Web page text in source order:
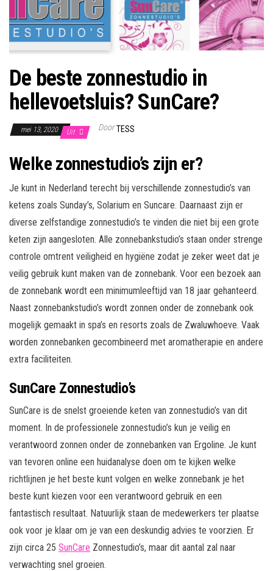
De beste zonnestudio in
hellevoetsluis? SunCare?
mei 13, 2020 Uit Door TESS
Welke zonnestudio’s zijn er?
Je kunt in Nederland terecht bij verschillende zonnestudio’s van
ketens zoals Sunday’s, Solarium en Suncare. Daarnaast zijn er
diverse zelfstandige zonnestudio’s te vinden die niet bij een grote
keten zijn aangesloten. Alle zonnebankstudio’s staan onder strenge
controle omtrent veiligheid en hygiëne zodat je zeker weet dat je
veilig gebruik kunt maken van de zonnebank. Voor een bezoek aan
de zonnebank wordt een minimumleeftijd van 18 jaar gehanteerd.
Naast zonnebankstudio’s wordt zonnen onder de zonnebank ook
mogelijk gemaakt in spa’s en resorts zoals de Zwaluwhoeve. Vaak
worden zonnebanken gecombineerd met aromatherapie en andere
extra faciliteiten.
SunCare Zonnestudio’s
SunCare is de snelst groeiende keten van zonnestudio’s van dit
moment. In de professionele zonnestudio’s kun je veilig en
verantwoord zonnen onder de zonnebanken van Ergoline. Je kunt
van tevoren online een huidanalyse doen om te kijken welke
richtlijnen je het beste kunt volgen en welke zonnebank je het
beste kunt kiezen voor een verantwoord gebruik en een
fantastisch resultaat. Natuurlijk staan de medewerkers ter plaatse
ook voor je klaar om je van een deskundig advies te voorzien. Er
zijn circa 25 SunCare Zonnestudio’s, maar dit aantal zal naar
verwachting snel groeien.